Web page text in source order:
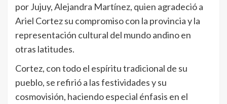
por Jujuy, Alejandra Martínez, quien agradeció a
Ariel Cortez su compromiso con la provincia y la
representación cultural del mundo andino en
otras latitudes.
Cortez, con todo el espíritu tradicional de su
pueblo, se refirió a las festividades y su
cosmovisión, haciendo especial énfasis en el